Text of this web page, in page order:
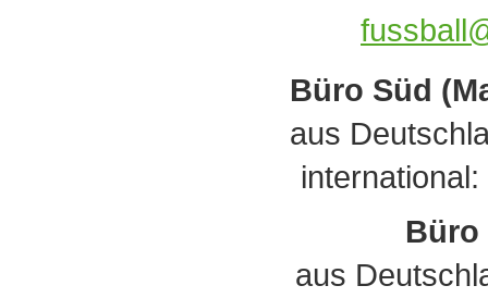
Büro Süd
aus
Büro
aus